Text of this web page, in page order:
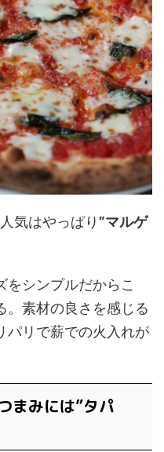
気はやっぱり”マルゲ
をシンプルだからこ
。素材の良さを感じる
パリで薪での火入れが
まみには”タパ